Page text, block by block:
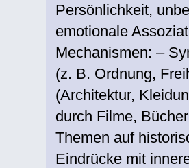
Persönlichkeit,
emotionale
Mechanismen: –
(z. B. Ordnung,
(Architektur,
durch Filme,
Themen auf
Eindrücke mit